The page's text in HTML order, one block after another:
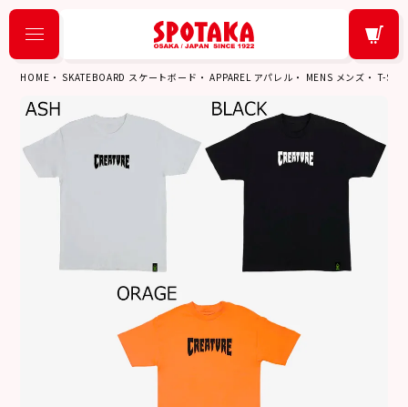
HOME SKATEBOARD スケートボード APPAREL アパレル MENS メンズ T-